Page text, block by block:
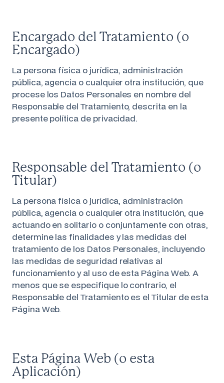
Encargado del Tratamiento (o
Encargado)
La persona física o jurídica, administración
pública, agencia o cualquier otra institución, que
procese los Datos Personales en nombre del
Responsable del Tratamiento, descrita en la
presente política de privacidad.
Responsable del Tratamiento (o
Titular)
La persona física o jurídica, administración
pública, agencia o cualquier otra institución, que
actuando en solitario o conjuntamente con otras,
determine las finalidades y las medidas del
tratamiento de los Datos Personales, incluyendo
las medidas de seguridad relativas al
funcionamiento y al uso de esta Página Web. A
menos que se especifique lo contrario, el
Responsable del Tratamiento es el Titular de esta
Página Web.
Esta Página Web (o esta
Aplicación)